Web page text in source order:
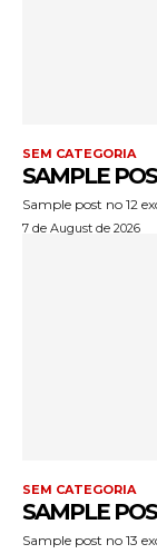
SEM CATEGORIA
SAMPLE
Sample post no 12
7 de August de 2026
SEM CATEGORIA
SAMPLE
Sample post no 13